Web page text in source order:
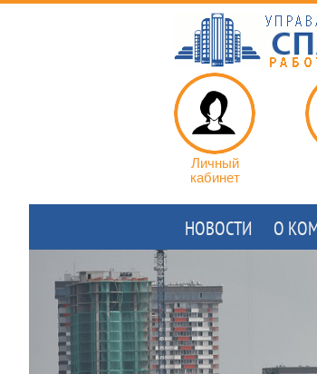
Личный
кабинет
НОВОСТИ О